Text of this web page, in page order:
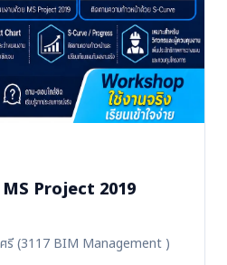
MS Project 2019
ศรี (3117 BIM Management )